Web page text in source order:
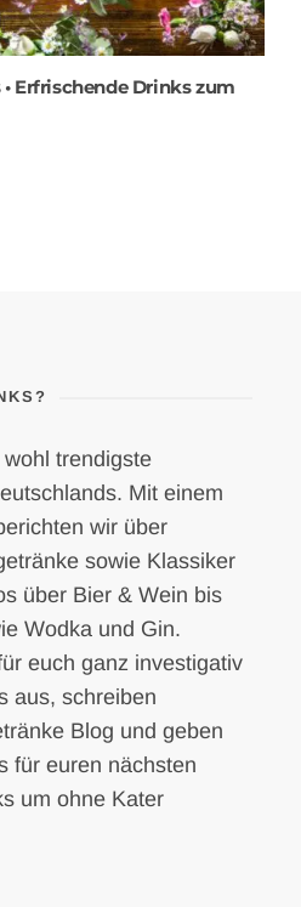
Erfrischende Drinks zum
trendigste
Mit einem
wir über
sowie Klassiker
über Bier & Wein bis
Wodka und Gin.
euch ganz investigativ
aus, schreiben
Blog und geben
für euren nächsten
um ohne Kater